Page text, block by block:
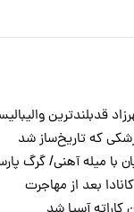
قدبلندترین
که تاریخ‌ساز شد
میله آهنی/ گرگ
بعد از مهاجرت